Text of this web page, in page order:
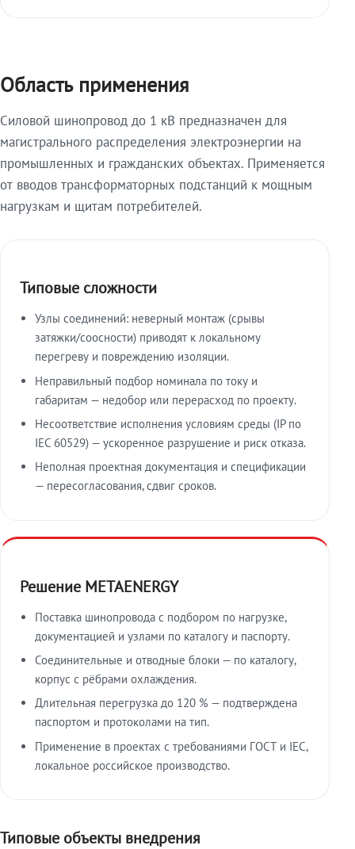
Область применения
Силовой шинопровод до 1 кВ предназначен для
магистрального распределения электроэнергии на
промышленных и гражданских объектах. Применяется
от вводов трансформаторных подстанций к мощным
нагрузкам и щитам потребителей.
Типовые сложности
Узлы соединений: неверный монтаж (срывы
затяжки/соосности) приводят к локальному
перегреву и повреждению изоляции.
Неправильный подбор номинала по току и
габаритам — недобор или перерасход по проекту.
Несоответствие исполнения условиям среды (IP по
IEC 60529) — ускоренное разрушение и риск отказа.
Неполная проектная документация и спецификации
— пересогласования, сдвиг сроков.
Решение METAENERGY
Поставка шинопровода с подбором по нагрузке,
документацией и узлами по каталогу и паспорту.
Соединительные и отводные блоки — по каталогу,
корпус с рёбрами охлаждения.
Длительная перегрузка до 120 % — подтверждена
паспортом и протоколами на тип.
Применение в проектах с требованиями ГОСТ и IEC,
локальное российское производство.
Типовые объекты внедрения